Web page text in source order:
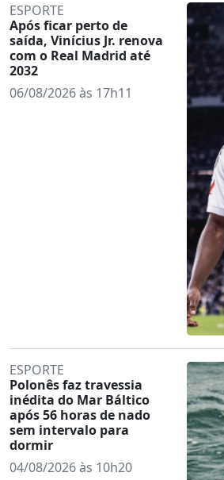
ESPORTE
Após ficar perto de
saída, Vinícius Jr. renova
com o Real Madrid até
2032
06/08/2026 às 17h11
ESPORTE
Polonês faz travessia
inédita do Mar Báltico
após 56 horas de nado
sem intervalo para
dormir
04/08/2026 às 10h20